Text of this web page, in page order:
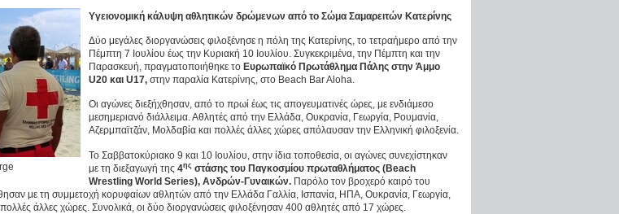
Υγειονομική κάλυψη αθλητικών δρώμενων από το Σώμα Σαμαρειτών Κατερίνης
Δύο μεγάλες διοργανώσεις φιλοξένησε η πόλη της Κατερίνης, το τετραήμερο από την
Πέμπτη 7 Ιουλίου έως την Κυριακή 10 Ιουλίου. Συγκεκριμένα, την Πέμπτη και την
Παρασκευή, πραγματοποιήθηκε το Ευρωπαϊκό Πρωτάθλημα Πάλης στην Άμμο
U20 και U17, στην παραλία Κατερίνης, στο Beach Bar Aloha.
Οι αγώνες διεξήχθησαν, από το πρωί έως τις απογευματινές ώρες, με ενδιάμεσο
μεσημεριανό διάλλειμα. Αθλητές από την Ελλάδα, Ουκρανία, Γεωργία, Ρουμανία,
Αζερμπαϊτζάν, Μολδαβία και πολλές άλλες χώρες απόλαυσαν την Ελληνική φιλοξενία.
Το Σαββατοκύριακο 9 και 10 Ιουλίου, στην ίδια τοποθεσία, οι αγώνες συνεχίστηκαν
με τη διεξαγωγή της 4ης στάσης του Παγκοσμίου πρωταθλήματος (Beach
Wrestling World Series), Ανδρών-Γυναικών. Παρόλο τον βροχερό καιρό του
με τη συμμετοχή κορυφαίων αθλητών από την Ελλάδα Γαλλία, Ισπανία, ΗΠΑ, Ουκρανία, Γεωργία,
άλλες χώρες. Συνολικά, οι δύο διοργανώσεις φιλοξένησαν 400 αθλητές από 17 χώρες.